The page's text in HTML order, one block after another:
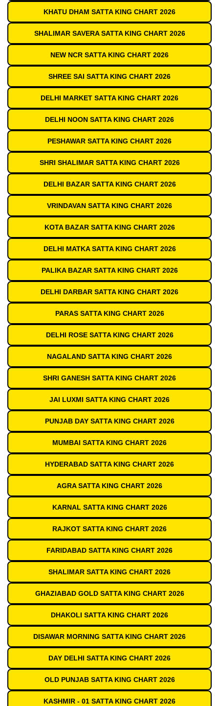
KHATU DHAM SATTA KING CHART 2026
SHALIMAR SAVERA SATTA KING CHART 2026
NEW NCR SATTA KING CHART 2026
SHREE SAI SATTA KING CHART 2026
DELHI MARKET SATTA KING CHART 2026
DELHI NOON SATTA KING CHART 2026
PESHAWAR SATTA KING CHART 2026
SHRI SHALIMAR SATTA KING CHART 2026
DELHI BAZAR SATTA KING CHART 2026
VRINDAVAN SATTA KING CHART 2026
KOTA BAZAR SATTA KING CHART 2026
DELHI MATKA SATTA KING CHART 2026
PALIKA BAZAR SATTA KING CHART 2026
DELHI DARBAR SATTA KING CHART 2026
PARAS SATTA KING CHART 2026
DELHI ROSE SATTA KING CHART 2026
NAGALAND SATTA KING CHART 2026
SHRI GANESH SATTA KING CHART 2026
JAI LUXMI SATTA KING CHART 2026
PUNJAB DAY SATTA KING CHART 2026
MUMBAI SATTA KING CHART 2026
HYDERABAD SATTA KING CHART 2026
AGRA SATTA KING CHART 2026
KARNAL SATTA KING CHART 2026
RAJKOT SATTA KING CHART 2026
FARIDABAD SATTA KING CHART 2026
SHALIMAR SATTA KING CHART 2026
GHAZIABAD GOLD SATTA KING CHART 2026
DHAKOLI SATTA KING CHART 2026
DISAWAR MORNING SATTA KING CHART 2026
DAY DELHI SATTA KING CHART 2026
OLD PUNJAB SATTA KING CHART 2026
KASHMIR - 01 SATTA KING CHART 2026